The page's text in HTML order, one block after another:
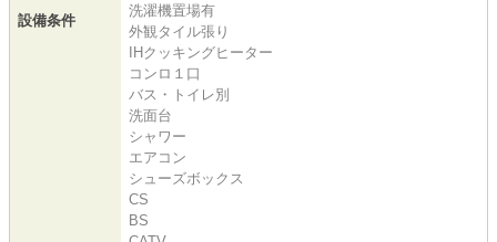
設備条件
洗濯機置場有
外観タイル張り
IHクッキングヒーター
コンロ１口
バス・トイレ別
洗面台
シャワー
エアコン
シューズボックス
CS
BS